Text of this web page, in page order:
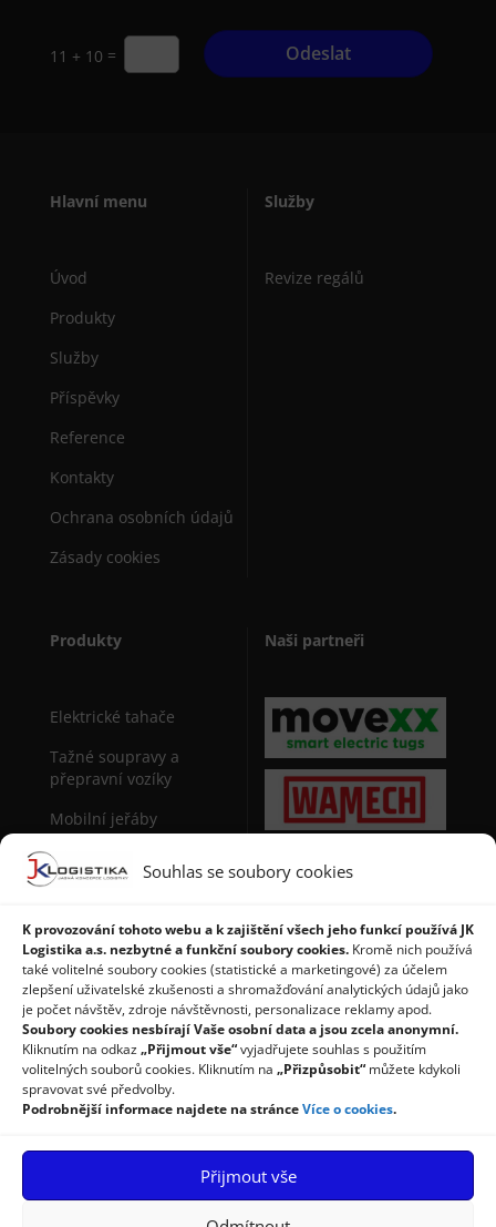
Souhlas se soubory cookies
K provozování tohoto webu a k zajištění všech jeho funkcí používá JK
Logistika a.s. nezbytné a funkční soubory cookies. Kromě nich používá
také volitelné soubory cookies (statistické a marketingové) za účelem
zlepšení uživatelské zkušenosti a shromažďování analytických údajů jako
je počet návštěv, zdroje návštěvnosti, personalizace reklamy apod.
Soubory cookies nesbírají Vaše osobní data a jsou zcela anonymní.
Kliknutím na odkaz„Přijmout vše“vyjadřujete souhlas s použitím
volitelných souborů cookies. Kliknutím na „Přizpůsobit“ můžete kdykoli
spravovat své předvolby.
Podrobnější informace najdete na stránceVíce o cookies.
Přijmout vše
11 + 10 = Odeslat
Hlavní menu
Úvod
Produkty
Služby
Příspěvky
Reference
Kontakty
Ochrana osobních údajů
Zásady cookies
Služby
Revize regálů
Produkty
Elektrické tahače
Tažné soupravy a
přepravní vozíky
Mobilní jeřáby
Sudová manipulační
technika
Stohovače palet
Regály a použité regály
Naši partneři
Úvod Produkty Služby Příspěvky
Reference
Ochrana osobních údajů
Zásady cookies